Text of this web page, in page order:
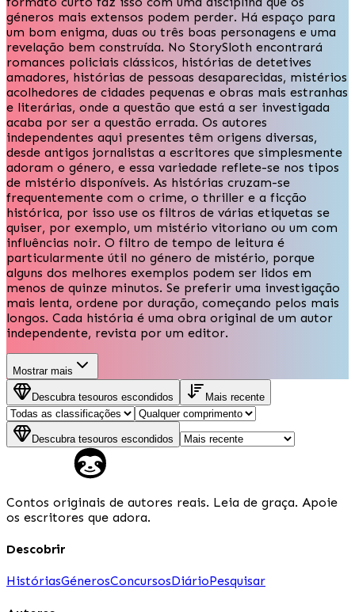
géneros mais extensos podem perder. Há espaço para
um bom enigma, duas ou três boas personagens e uma
revelação bem construída. No StorySloth encontrará
romances policiais clássicos, histórias de detetives
amadores, histórias de pessoas desaparecidas, mistérios
acolhedores de cidades pequenas e obras mais estranhas
e literárias, onde a questão que está a ser investigada
acaba por ser a questão errada. Os autores
independentes aqui presentes têm origens diversas,
desde antigos jornalistas a escritores que simplesmente
adoram o género, e essa variedade reflete-se nos tipos
de mistério disponíveis. As histórias cruzam-se
frequentemente com o crime, o thriller e a ficção
histórica, por isso use os filtros de várias etiquetas se
quiser, por exemplo, um mistério vitoriano ou um com
influências noir. O filtro de tempo de leitura é
particularmente útil no género de mistério, porque
alguns dos melhores exemplos podem ser lidos em
menos de quinze minutos. Se preferir uma investigação
mais lenta, ordene por duração, começando pelos mais
longos. Cada história é uma obra original de um autor
independente, revista por um editor.
Mostrar mais
Descubra tesouros escondidos Mais recente
Descubra tesouros escondidos
Contos originais de autores reais. Leia de graça. Apoie
os escritores que adora.
Descobrir
HistóriasGénerosConcursosDiárioPesquisar